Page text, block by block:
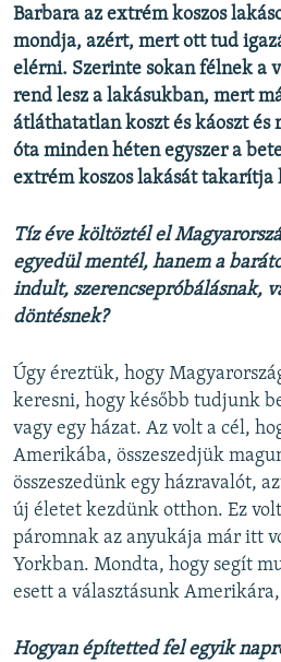
Barbara az extrém koszos
mondja, azért, mert ott tud
elérni. Szerinte sokan félnek a
rend lesz a lakásukban, mert
átláthatatlan koszt és káoszt és
óta minden héten egyszer a
extrém koszos lakását takarítja
Tíz éve költöztél el
egyedül mentél, hanem a
indult, szerencsepróbálásnak,
döntésnek?
Úgy éreztük, hogy
keresni, hogy később tudjunk
vagy egy házat. Az volt a cél,
Amerikába, összeszedjük
összeszedünk egy házravalót,
új életet kezdünk otthon. Ez
páromnak az anyukája már itt
Yorkban. Mondta, hogy segít
esett a választásunk
Hogyan építetted fel egyik